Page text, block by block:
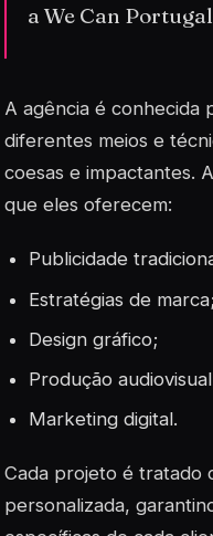
a We Can
A agência é conhecida
diferentes meios e
coesas e impactantes.
que eles oferecem:
Publicidade
Estratégias de marca;
Design gráfico;
Produção
Marketing digital.
Cada projeto é tratado
personalizada,